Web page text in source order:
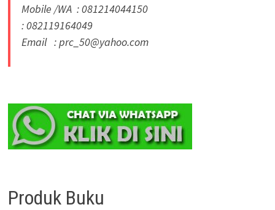
Mobile /WA : 081214044150
: 082119164049
Email : prc_50@yahoo.com
Produk Buku